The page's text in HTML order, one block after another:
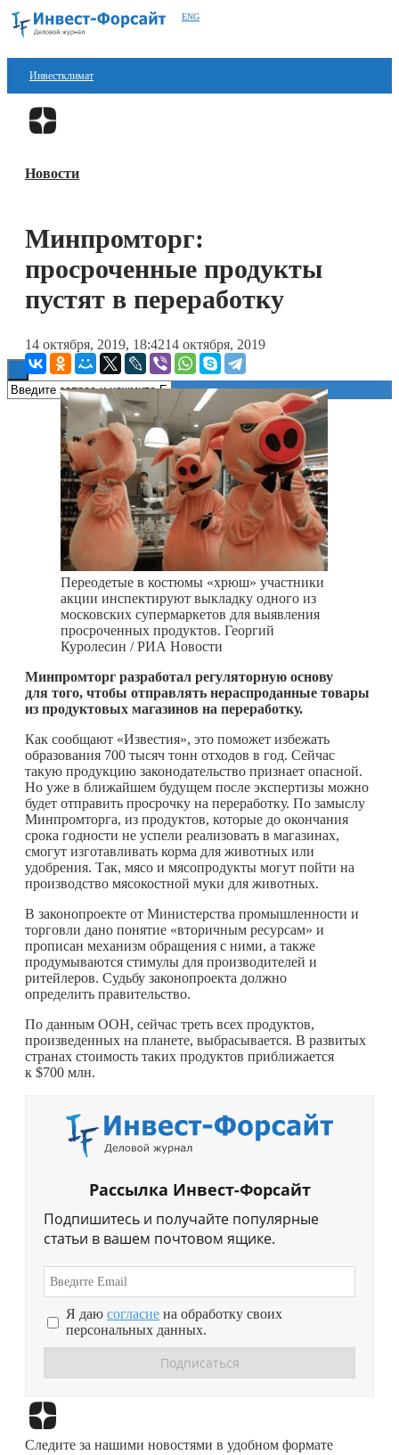
ENG
Инвестклимат
Финансы
Блокчейн
Новости
Минпромторг:
просроченные продукты
пустят в переработку
14 октября, 2019, 18:4214 октября, 2019
Переодетые в костюмы «хрюш» участники
акции инспектируют выкладку одного из
московских супермаркетов для выявления
просроченных продуктов. Георгий
Куролесин / РИА Новости
Минпромторг разработал регуляторную основу
для того, чтобы отправлять нераспроданные товары
из продуктовых магазинов на переработку.
Как сообщают «Известия», это поможет избежать
образования 700 тысяч тонн отходов в год. Сейчас
такую продукцию законодательство признает опасной.
Но уже в ближайшем будущем после экспертизы можно
будет отправить просрочку на переработку. По замыслу
Минпромторга, из продуктов, которые до окончания
срока годности не успели реализовать в магазинах,
смогут изготавливать корма для животных или
удобрения. Так, мясо и мясопродукты могут пойти на
производство мясокостной муки для животных.
В законопроекте от Министерства промышленности и
торговли дано понятие «вторичным ресурсам» и
прописан механизм обращения с ними, а также
продумываются стимулы для производителей и
ритейлеров. Судьбу законопроекта должно
определить правительство.
По данным ООН, сейчас треть всех продуктов,
произведенных на планете, выбрасывается. В развитых
странах стоимость таких продуктов приближается
к $700 млн.
Рассылка Инвест-Форсайт
Подпишитесь и получайте популярные
статьи в вашем почтовом ящике.
Я даю согласие на обработку своих
персональных данных.
Следите за нашими новостями в удобном формате